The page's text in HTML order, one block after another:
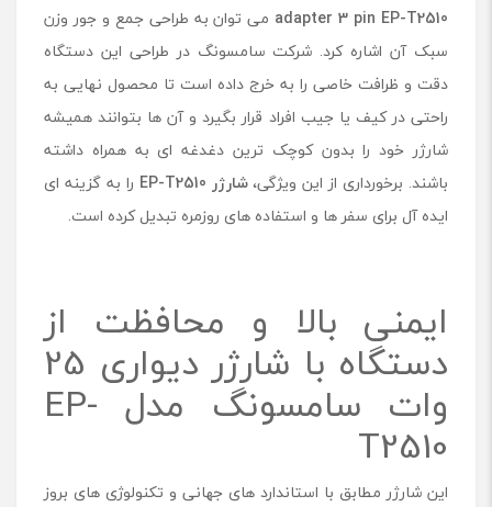
adapter 3 pin EP-T2510 می توان به طراحی جمع و جور وزن
سبک آن اشاره کرد. شرکت سامسونگ در طراحی این دستگاه
دقت و ظرافت خاصی را به خرج داده است تا محصول نهایی به
‌راحتی در کیف یا جیب افراد قرار بگیرد و آن ها بتوانند همیشه
شارژر خود را بدون کوچک ترین دغدغه ای به همراه داشته
باشند. برخورداری از این ویژگی،شارژر EP-T2510
را به گزینه ای
ایده ‌آل برای سفر ها و استفاده ‌های روزمره تبدیل کرده است.
ایمنی بالا و محافظت از
دستگاه با شارژر دیواری 25
وات سامسونگ مدل EP-
T2510
این شارژر مطابق با استاندارد های جهانی و تکنولوژی های بروز